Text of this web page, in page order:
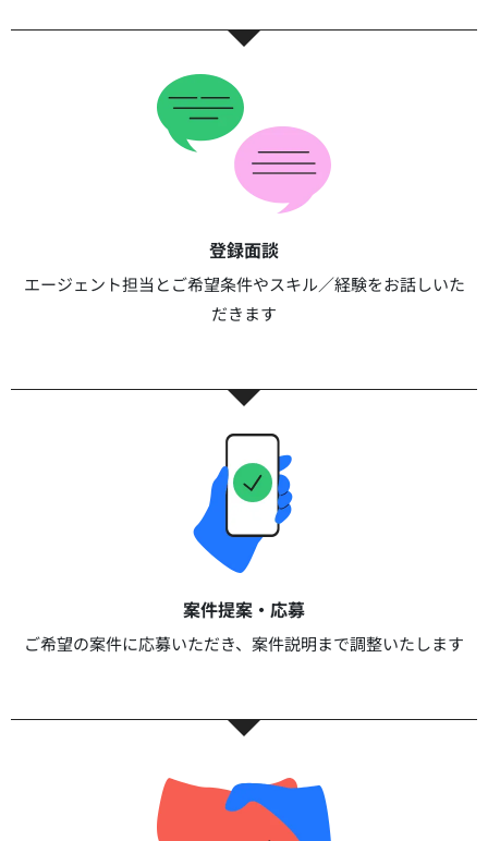
登録面談​​
エージェント担当とご希望条件やスキル／経験をお話しいた
だきます​
案件提案・応募​
ご希望の案件に応募いただき、案件説明まで調整いたします​​